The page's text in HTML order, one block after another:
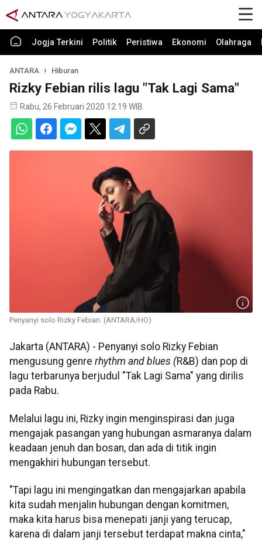
Jogja Terkini Politik Peristiwa Ekonomi Olahraga
ANTARA Hiburan
Rizky Febian rilis lagu "Tak Lagi Sama"
Rabu, 26 Februari 2020 12:19 WIB
Penyanyi solo Rizky Febian. (ANTARA/HO)
Jakarta (ANTARA) - Penyanyi solo Rizky Febian
mengusung genre rhythm and blues (R&B) dan pop di
lagu terbarunya berjudul "Tak Lagi Sama" yang dirilis
pada Rabu.
Melalui lagu ini, Rizky ingin menginspirasi dan juga
mengajak pasangan yang hubungan asmaranya dalam
keadaan jenuh dan bosan, dan ada di titik ingin
mengakhiri hubungan tersebut.
"Tapi lagu ini mengingatkan dan mengajarkan apabila
kita sudah menjalin hubungan dengan komitmen,
maka kita harus bisa menepati janji yang terucap,
karena di dalam janji tersebut terdapat makna cinta,"